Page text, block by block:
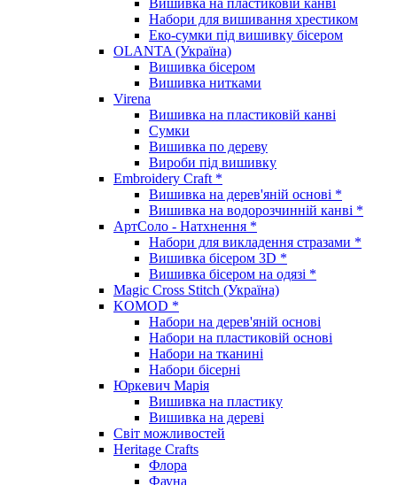
Набори для вишивання хрестиком
Еко-сумки під вишивку бісером
OLANTA (Україна)
Вишивка бісером
Вишивка нитками
Virena
Вишивка на пластиковій канві
Сумки
Вишивка по дереву
Вироби під вишивку
Embroidery Craft *
Вишивка на дерев'яній основі *
Вишивка на водорозчинній канві *
АртСоло - Натхнення *
Набори для викладення стразами *
Вишивка бісером 3D *
Вишивка бісером на одязі *
Magic Cross Stitch (Україна)
KOMOD *
Набори на дерев'яній основі
Набори на пластиковій основі
Набори на тканині
Набори бісерні
Юркевич Марія
Вишивка на пластику
Вишивка на дереві
Світ можливостей
Heritage Crafts
Флора
Фауна